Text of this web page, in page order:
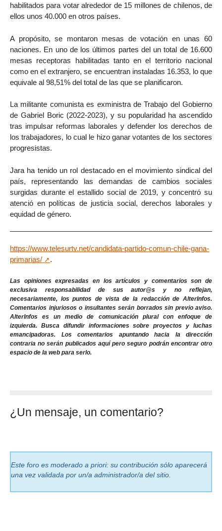
habilitados para votar alrededor de 15 millones de chilenos, de
ellos unos 40.000 en otros países.
A propósito, se montaron mesas de votación en unas 60
naciones. En uno de los últimos partes del un total de 16.600
mesas receptoras habilitadas tanto en el territorio nacional
como en el extranjero, se encuentran instaladas 16.353, lo que
equivale al 98,51% del total de las que se planificaron.
La militante comunista es exministra de Trabajo del Gobierno
de Gabriel Boric (2022-2023), y su popularidad ha ascendido
tras impulsar reformas laborales y defender los derechos de
los trabajadores, lo cual le hizo ganar votantes de los sectores
progresistas.
Jara ha tenido un rol destacado en el movimiento sindical del
país, representando las demandas de cambios sociales
surgidas durante el estallido social de 2019, y concentró su
atenció en políticas de justicia social, derechos laborales y
equidad de género.
https://www.telesurtv.net/candidata-partido-comun-chile-gana-
primarias/
.
Las opiniones expresadas en los artículos y comentarios son de
exclusiva responsabilidad de sus autor@s y no reflejan,
necesariamente, los puntos de vista de la redacción de AlterInfos.
Comentarios injuriosos o insultantes serán borrados sin previo aviso.
AlterInfos es un medio de comunicación plural con enfoque de
izquierda. Busca difundir informaciones sobre proyectos y luchas
emancipadoras. Los comentarios apuntando hacia la dirección
contraria no serán publicados aquí pero seguro podrán encontrar otro
espacio de la web para serlo.
¿Un mensaje, un comentario?
Este foro es moderado a priori: su contribución sólo aparecerá
una vez validada por un/a administrador/a del sitio.